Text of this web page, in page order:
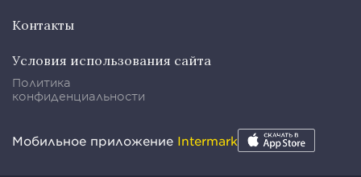
Контакты
Условия использования сайта
Политика
конфиденциальности
Мобильное приложение Intermark